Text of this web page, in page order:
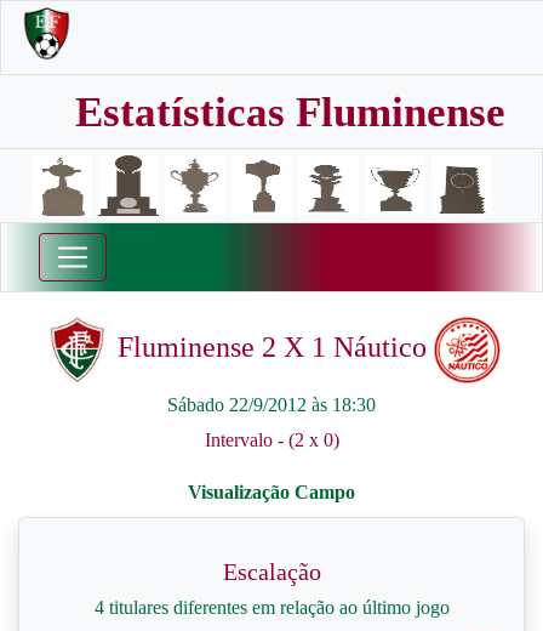
Estatísticas Fluminense
Fluminense 2 X 1 Náutico
Sábado 22/9/2012 às 18:30
Intervalo - (2 x 0)
Escalação
4 titulares diferentes em relação ao último jogo